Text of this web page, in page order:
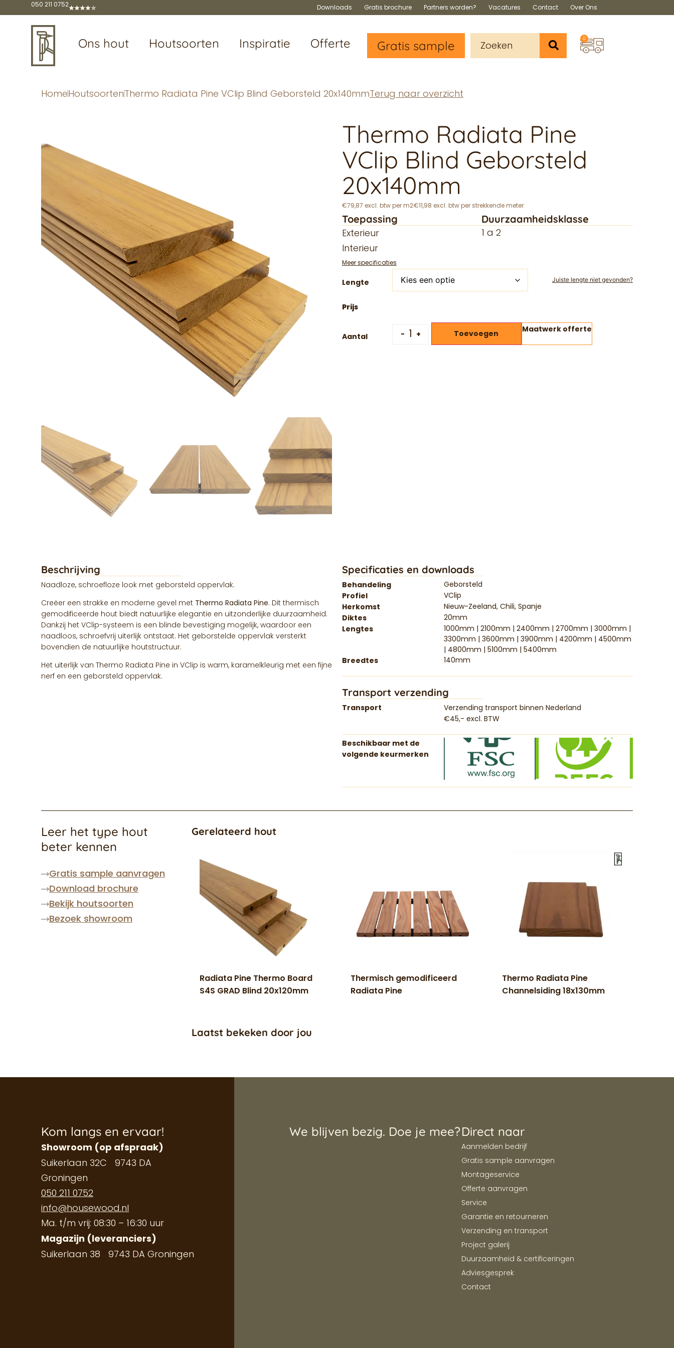
050 211 0752 Downloads Gratis brochure Partners worden? Vacatures Contact Over Ons
Ons hout Houtsoorten Inspiratie Offerte Gratis sample 0
HomeHoutsoortenThermo Radiata Pine VClip Blind Geborsteld 20x140mmTerug naar overzicht
Thermo Radiata Pine
VClip Blind Geborsteld
20x140mm
€79,87 excl. btw per m2€11,98 excl. btw per strekkende meter
Toepassing
Exterieur
Interieur
Meer specificaties
Duurzaamheidsklasse
1 a 2
Lengte Juiste lengte niet gevonden?
Aantal - + Toevoegen Maatwerk offerte
Beschrijving
Naadloze, schroefloze look met geborsteld oppervlak.
Creëer een strakke en moderne gevel met Thermo Radiata Pine. Dit thermisch
gemodificeerde hout biedt natuurlijke elegantie en uitzonderlijke duurzaamheid.
Dankzij het VClip-systeem is een blinde bevestiging mogelijk, waardoor een
naadloos, schroefvrij uiterlijk ontstaat. Het geborstelde oppervlak versterkt
bovendien de natuurlijke houtstructuur.
Het uiterlijk van Thermo Radiata Pine in VClip is warm, karamelkleurig met een fijne
nerf en een geborsteld oppervlak.
Specificaties en downloads
Behandeling
Geborsteld
Profiel
VClip
Herkomst
Nieuw-Zeeland, Chili, Spanje
Diktes
20mm
Lengtes
1000mm | 2100mm | 2400mm | 2700mm | 3000mm |
3300mm | 3600mm | 3900mm | 4200mm | 4500mm
| 4800mm | 5100mm | 5400mm
Breedtes
140mm
Transport verzending
Transport
Verzending transport binnen Nederland
€45,- excl. BTW
Beschikbaar met de
volgende keurmerken
Leer het type hout
beter kennen
Gratis sample aanvragen
Download brochure
Bekijk houtsoorten
Bezoek showroom
Gerelateerd hout
Radiata Pine Thermo Board
S4S GRAD Blind 20x120mm
Thermisch gemodificeerd
Radiata Pine
Thermo Radiata Pine
Channelsiding 18x130mm
Laatst bekeken door jou
Kom langs en ervaar!
Showroom (op afspraak)
Suikerlaan 32C 9743 DA
Groningen
050 211 0752
info@housewood.nl
Ma. t/m vrij: 08:30 – 16:30 uur
Magazijn (leveranciers)
Suikerlaan 38 9743 DA Groningen
We blijven bezig. Doe je mee?Direct naar
Aanmelden bedrijf
Gratis sample aanvragen
Montageservice
Offerte aanvragen
Service
Garantie en retourneren
Verzending en transport
Project galerij
Duurzaamheid & certificeringen
Adviesgesprek
Contact